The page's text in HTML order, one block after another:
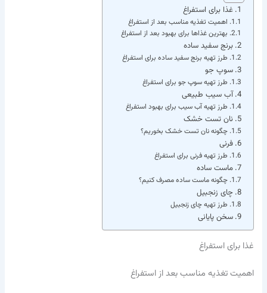
غذا برای استفراغ
اهمیت تغذیه مناسب بعد از استفراغ
بهترین غذاها برای بهبود بعد از استفراغ
برنج سفید ساده
طرز تهیه برنج سفید ساده برای استفراغ
سوپ جو
طرز تهیه سوپ جو برای استفراغ
آب سیب طبیعی
طرز تهیه آب سیب برای بهبود استفراغ
نان تست خشک
چگونه نان تست خشک بخوریم؟
فرنی
طرز تهیه فرنی برای استفراغ
ماست ساده
چگونه ماست ساده مصرف کنیم؟
چای زنجبیل
طرز تهیه چای زنجبیل
سخن پایانی
غذا برای استفراغ
اهمیت تغذیه مناسب بعد از استفراغ